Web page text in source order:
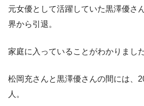
元女優として活躍していた黒澤優さ
界から引退。
家庭に入っていることがわかりました
松岡充さんと黒澤優さんの間には、
人。